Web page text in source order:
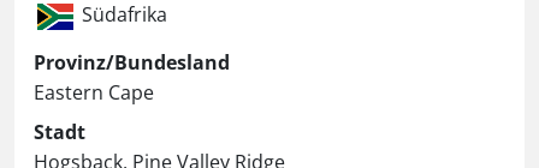
Südafrika
Provinz/Bundesland
Eastern Cape
Stadt
Hogsback, Pine Valley Ridge